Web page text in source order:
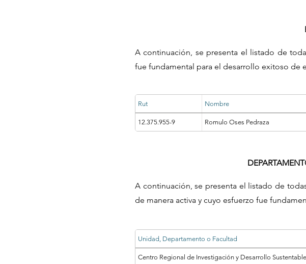
A continuación, se presenta el listado de
fue fundamental para el desarrollo exitoso de
Rut Nombre
12.375.955-9 Romulo Oses Pedraza
A continuación, se presenta el listado de
de manera activa y cuyo esfuerzo fue
Unidad, Departamento o Facultad
Centro Regional de Investigación y Desarrollo